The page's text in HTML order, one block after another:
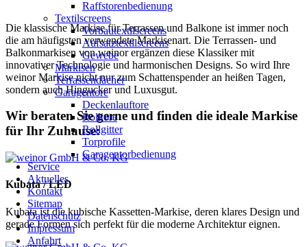
Raffstorenbedienung
Textilscreens
Vorbautextilscreens
Aufsatztextilscreens
Gewebe
Markisen
Terrassendächer
Garagentore
Deckenlauftore
Rolltore
Rollgitter
Torprofile
Garagentorbedienung
Service
Aktuelles
Kontakt
Sitemap
Datenschutz
Impressum
Anfahrt
Die klassische Markise für Terrassen und Balkone ist immer noch
die am häufigsten verwendete Markisenart. Die Terrassen- und
Balkonmarkisen von weinor ergänzen diese Klassiker mit
innovativer Technologie und harmonischen Designs. So wird Ihre
weinor Markise nicht nur zum Schattenspender an heißen Tagen,
sondern auch Hingucker und Luxusgut.
Wir beraten Sie gerne und finden die ideale Markise
für Ihr Zuhause:
Kubata / LED
Kubata ist die kubische Kassetten-Markise, deren klares Design und
gerade Formen sich perfekt für die moderne Architektur eignen.